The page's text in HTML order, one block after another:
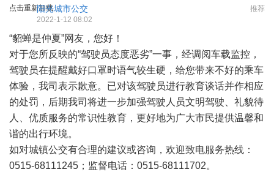
点击重新加载 推荐
阳光城市公交
2022-1-12 08:02
“貂蝉是仲夏”网友，您好！
对于您所反映的“驾驶员态度恶劣”一事，经调阅车载监控，
驾驶员在提醒戴好口罩时语气较生硬，给您带来不好的乘车
体验，我司表示歉意。已对该驾驶员进行教育谈话并作相应
的处罚，后期我司将进一步加强驾驶人员文明驾驶、礼貌待
人、优质服务的常识性教育，更好地为广大市民提供温馨和
谐的出行环境。
如对城镇公交有合理的建议或咨询，欢迎致电服务热线：
0515-68111245；监督电话：0515-68111702。